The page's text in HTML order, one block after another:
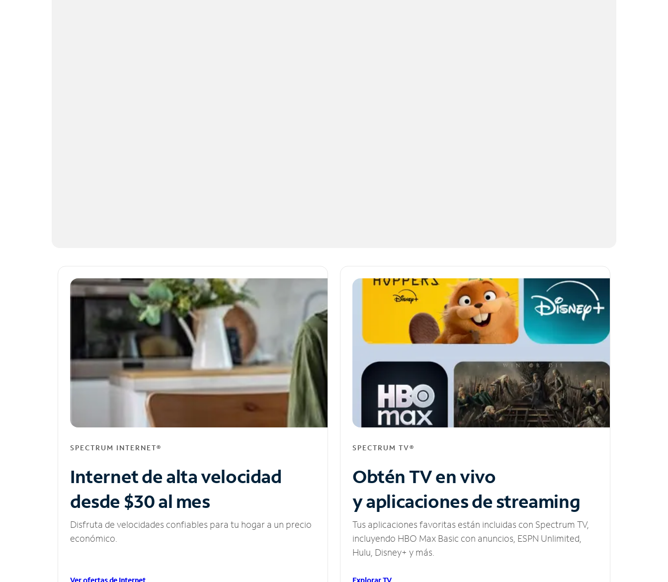
SPECTRUM INTERNET®
Internet de alta velocidad
desde $30 al mes
Disfruta de velocidades confiables para tu hogar a un precio
económico.
SPECTRUM TV®
Obtén TV en vivo
y aplicaciones de streaming
Tus aplicaciones favoritas están incluidas con Spectrum TV,
incluyendo HBO Max Basic con anuncios, ESPN Unlimited,
Hulu, Disney+ y más.